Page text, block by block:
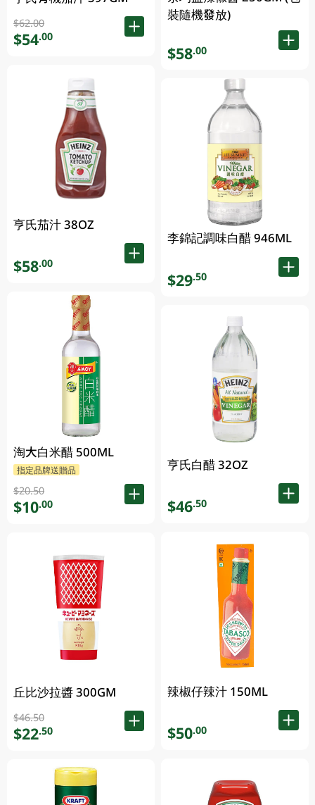
$62.00
$54.00
亨氏茄汁 38OZ
$58.00
淘大白米醋 500ML
指定品牌送贈品
$20.50
$10.00
丘比沙拉醬 300GM
$46.50
$22.50
裝隨機發放)
$58.00
李錦記調味白醋 946ML
$29.50
亨氏白醋 32OZ
$46.50
辣椒仔辣汁 150ML
$50.00